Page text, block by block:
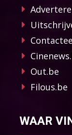
Out.be
Filous.be
WAAR